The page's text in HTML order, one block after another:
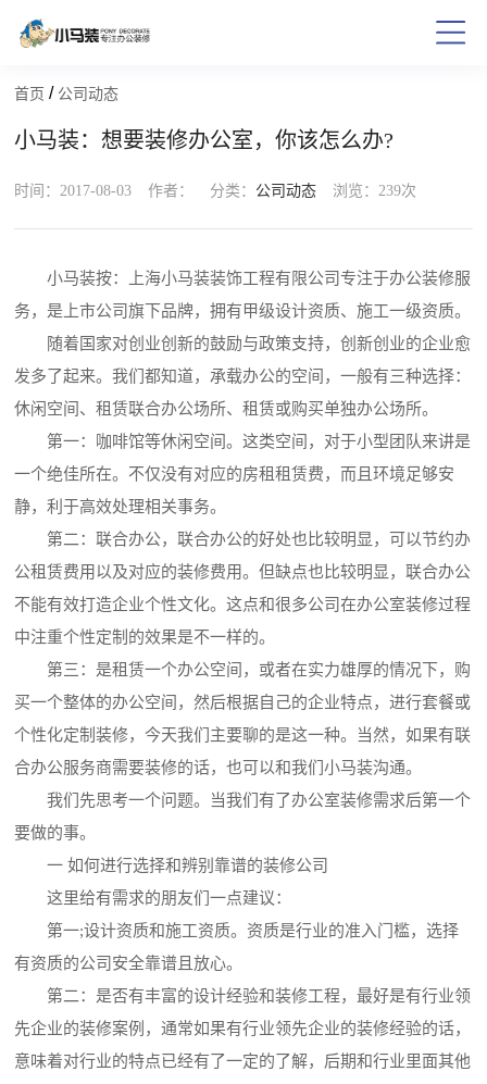
首页 / 公司动态
小马装：想要装修办公室，你该怎么办?
时间：2017-08-03 作者： 分类： 公司动态 浏览：239次
小马装按：上海小马装装饰工程有限公司专注于办公装修服
务，是上市公司旗下品牌，拥有甲级设计资质、施工一级资质。
随着国家对创业创新的鼓励与政策支持，创新创业的企业愈
发多了起来。我们都知道，承载办公的空间，一般有三种选择：
休闲空间、租赁联合办公场所、租赁或购买单独办公场所。
第一：咖啡馆等休闲空间。这类空间，对于小型团队来讲是
一个绝佳所在。不仅没有对应的房租租赁费，而且环境足够安
静，利于高效处理相关事务。
第二：联合办公，联合办公的好处也比较明显，可以节约办
公租赁费用以及对应的装修费用。但缺点也比较明显，联合办公
不能有效打造企业个性文化。这点和很多公司在办公室装修过程
中注重个性定制的效果是不一样的。
第三：是租赁一个办公空间，或者在实力雄厚的情况下，购
买一个整体的办公空间，然后根据自己的企业特点，进行套餐或
个性化定制装修，今天我们主要聊的是这一种。当然，如果有联
合办公服务商需要装修的话，也可以和我们小马装沟通。
我们先思考一个问题。当我们有了办公室装修需求后第一个
要做的事。
一 如何进行选择和辨别靠谱的装修公司
这里给有需求的朋友们一点建议：
第一;设计资质和施工资质。资质是行业的准入门槛，选择
有资质的公司安全靠谱且放心。
第二：是否有丰富的设计经验和装修工程，最好是有行业领
先企业的装修案例，通常如果有行业领先企业的装修经验的话，
意味着对行业的特点已经有了一定的了解，后期和行业里面其他